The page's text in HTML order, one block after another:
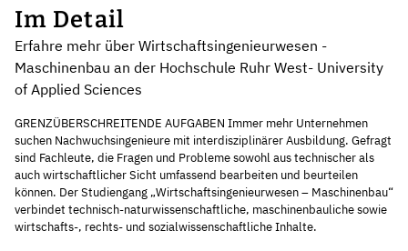
Im Detail
Erfahre mehr über Wirtschaftsingenieurwesen -
Maschinenbau an der Hochschule Ruhr West- University
of Applied Sciences
GRENZÜBERSCHREITENDE AUFGABEN Immer mehr Unternehmen
suchen Nachwuchsingenieure mit interdisziplinärer Ausbildung. Gefragt
sind Fachleute, die Fragen und Probleme sowohl aus technischer als
auch wirtschaftlicher Sicht umfassend bearbeiten und beurteilen
können. Der Studiengang „Wirtschaftsingenieurwesen – Maschinenbau“
verbindet technisch-naturwissenschaftliche, maschinenbauliche sowie
wirtschafts-, rechts- und sozialwissenschaftliche Inhalte.